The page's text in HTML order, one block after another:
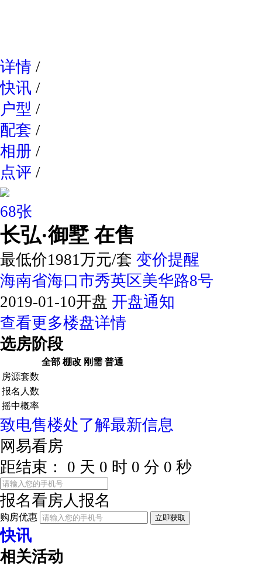
详情 /
快讯 /
户型 /
配套 /
相册 /
点评 /
68张
长弘·御墅 在售
最低价1981万元/套 变价提醒
海南省海口市秀英区美华路8号
2019-01-10开盘 开盘通知
查看更多楼盘详情
选房阶段
全部 棚改 刚需 普通
房源套数
报名人数
摇中概率
致电售楼处了解最新信息
网易看房
距结束：
0 天 0 时 0 分 0 秒
报名看房人报名
购房优惠 立即获取
快讯
相关活动